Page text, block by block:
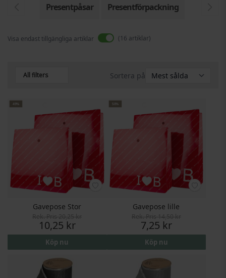
Presentpåsar Presentförpackning
Visa endast tillgängliga artiklar 16 artiklar
All filters Sortera på
49%
Gavepose Stor
Pris
10,25 kr
Köp nu
50%
Gavepose lille
Pris
7,25 kr
Köp nu